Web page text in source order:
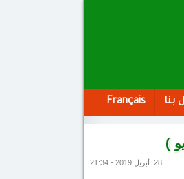
بنا Français
)
28. أبريل 2019 - 21:34